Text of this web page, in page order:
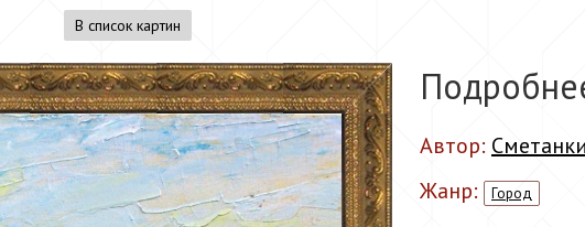
В список картин
Автор:
Жанр:
Город